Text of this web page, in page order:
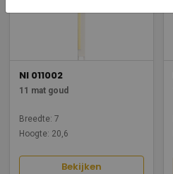
NI 011002
11 mat goud
Breedte: 7
Hoogte: 20,6
Bekijken